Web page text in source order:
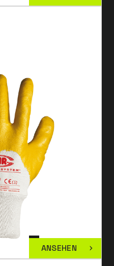
ANSEHEN